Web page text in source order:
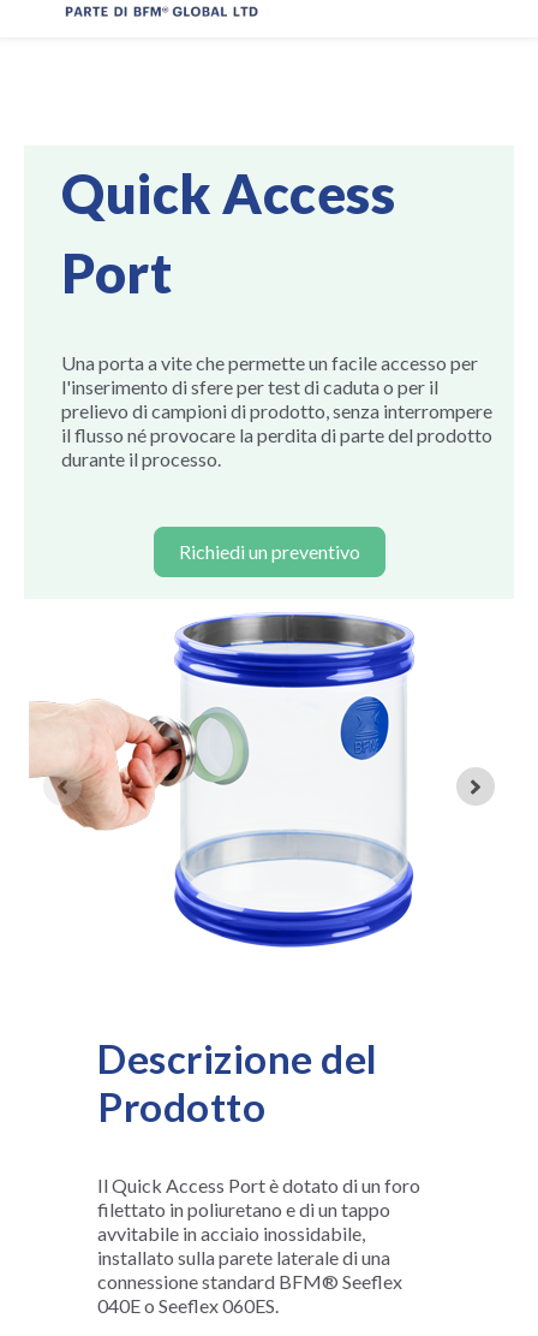
Quick Access
Port
Una porta a vite che permette un facile accesso per
l'inserimento di sfere per test di caduta o per il
prelievo di campioni di prodotto, senza interrompere
il flusso né provocare la perdita di parte del prodotto
durante il processo.
Richiedi un preventivo
Descrizione del
Prodotto
Il Quick Access Port è dotato di un foro
filettato in poliuretano e di un tappo
avvitabile in acciaio inossidabile,
installato sulla parete laterale di una
connessione standard BFM® Seeflex
040E o Seeflex 060ES.